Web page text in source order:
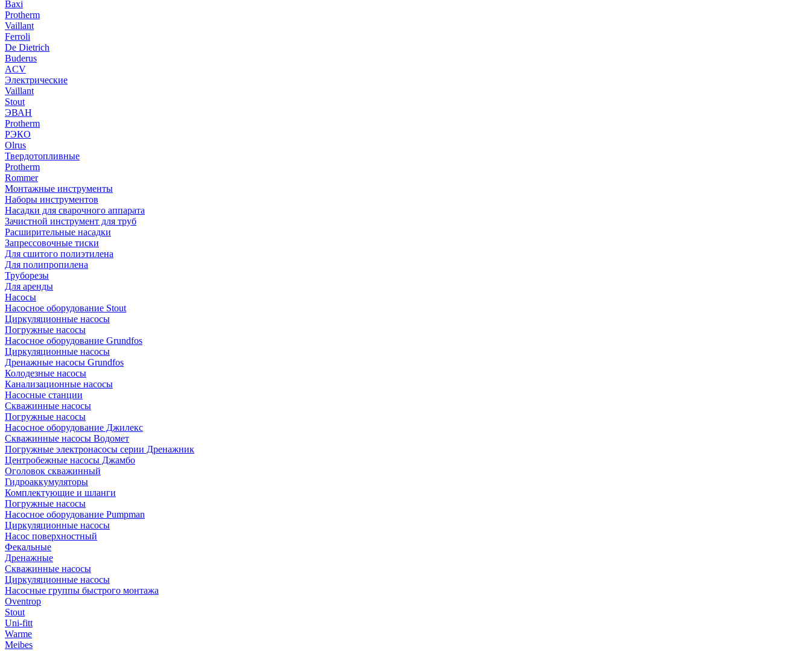
Baxi
Protherm
Vaillant
Ferroli
De Dietrich
Buderus
ACV
Электрические
Vaillant
Stout
ЭВАН
Protherm
РЭКО
Olrus
Твердотопливные
Protherm
Rommer
Монтажные инструменты
Наборы инструментов
Насадки для сварочного аппарата
Зачистной инструмент для труб
Расширительные насадки
Запрессовочные тиски
Для сшитого полиэтилена
Для полипропилена
Труборезы
Для аренды
Насосы
Насосное оборудование Stout
Циркуляционные насосы
Погружные насосы
Насосное оборудование Grundfos
Циркуляционные насосы
Дренажные насосы Grundfos
Колодезные насосы
Канализационные насосы
Насосные станции
Скважинные насосы
Погружные насосы
Насосное оборудование Джилекс
Скважинные насосы Водомет
Погружные электронасосы серии Дренажник
Центробежные насосы Джамбо
Оголовок скважинный
Гидроаккумуляторы
Комплектующие и шланги
Погружные насосы
Насосное оборудование Pumpman
Циркуляционные насосы
Насос поверхностный
Фекальные
Дренажные
Скважинные насосы
Циркуляционные насосы
Насосные группы быстрого монтажа
Oventrop
Stout
Uni-fitt
Warme
Meibes